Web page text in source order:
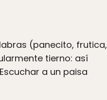
(panecito, frutica,
tierno: así
a un paisa